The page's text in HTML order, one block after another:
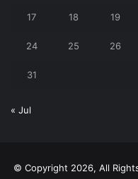
17 18 19
24 25 26
31
« Jul
© Copyright 2026, All